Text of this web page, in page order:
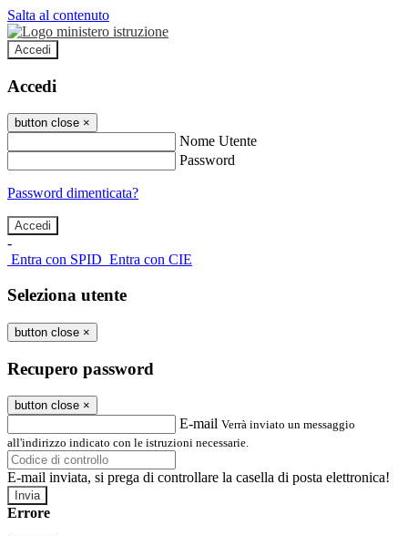
Salta al contenuto
Accedi
Accedi
button close ×
Nome Utente
Password
Password dimenticata?
-
Entra con SPID Entra con CIE
Seleziona utente
button close ×
Recupero password
button close ×
E-mail Verrà inviato un messaggio
all'indirizzo indicato con le istruzioni necessarie.
E-mail inviata, si prega di controllare la casella di posta elettronica!
Errore